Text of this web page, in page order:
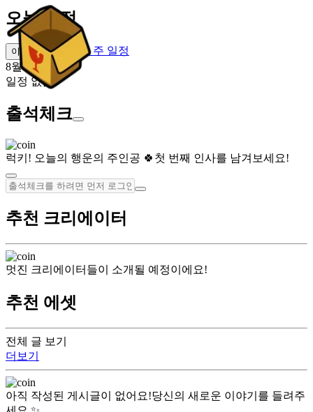
오늘 일정
이번 주 일정
이번 주 일정
8월 7일 [금]
일정 없음
출석체크
럭키! 오늘의 행운의 주인공 🍀 첫 번째 인사를 남겨보세요!
전체 글 보기
더보기
아직 작성된 게시글이 없어요!당신의 새로운 이야기를 들려주
추천 크리에이터
멋진 크리에이터들이 소개될 예정이에요!
추천 에셋